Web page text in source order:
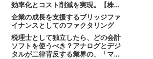
効率化とコスト削減を実現。【株式
会社フリーウェイジャパン×辻・本
郷税理士法人（経理宅配便事業
部）】
企業の成長を支援するブリッジファ
イナンスとしてのファクタリング
税理士として独立したら、どの会計
ソフトを使うべき？アナログとデジ
タルが二律背反する業界の、「マネ